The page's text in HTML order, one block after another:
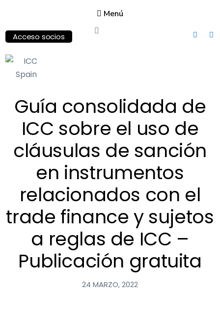
Menú
Spain
International
Chamber of
Commerce
Acceso socios
Guía consolidada de
ICC sobre el uso de
cláusulas de sanción
en instrumentos
relacionados con el
trade finance y sujetos
a reglas de ICC –
Publicación gratuita
24 MARZO, 2022